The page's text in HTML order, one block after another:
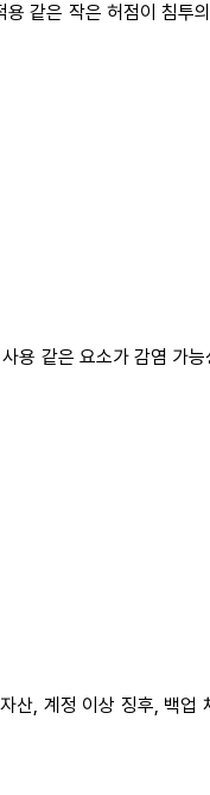
같은 작은 허점이 침투
용 같은 요소가 감염 가
산, 계정 이상 징후, 백